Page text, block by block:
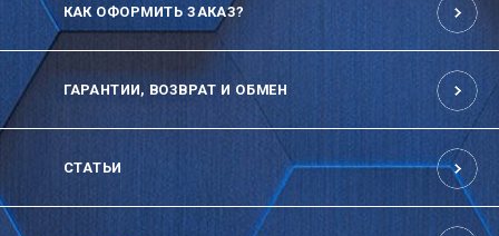
КАК ОФОРМИТЬ ЗАКАЗ?
ГАРАНТИИ, ВОЗВРАТ И ОБМЕН
СТАТЬИ